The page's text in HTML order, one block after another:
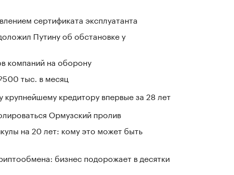
сертификата эксплуатанта
Путину об обстановке у
компаний на оборону
тыс. в месяц
кредитору впервые за 28 лет
Ормузский пролив
на 20 лет: кому это может быть
бизнес подорожает в десятки